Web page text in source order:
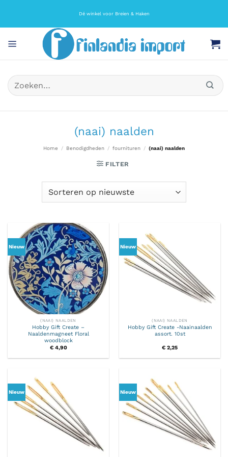
Dé winkel voor Breien & Haken
Zoeken
naar:
(naai) naalden
Home / Benodigdheden / fournituren / (naai) naalden
FILTER
Nieuw
(NAAI) NAALDEN
Hobby Gift Create –
Naaldenmagneet Floral
woodblock
€4,90
Nieuw
(NAAI) NAALDEN
Hobby Gift Create -Naainaalden
assort. 10st
€ 2,25
Nieuw Nieuw